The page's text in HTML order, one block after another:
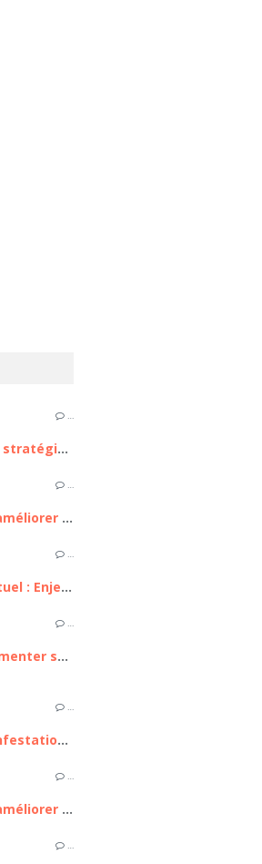
…
Les meilleures stratégies pour développer avec Laravel
…
Astuces pour améliorer votre expérience avec Messenger
…
Sharenting virtuel : Enjeux, Risques et Gestion
…
Comment augmenter ses abonnés sur snapchat ?
…
Prévenir la réinfestation de punaises de lit : Conseils et stratégies
…
Astuces pour améliorer votre expérience avec Messenger
…